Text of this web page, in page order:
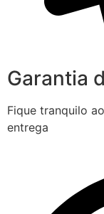
Garantia
Fique tranquilo
entrega